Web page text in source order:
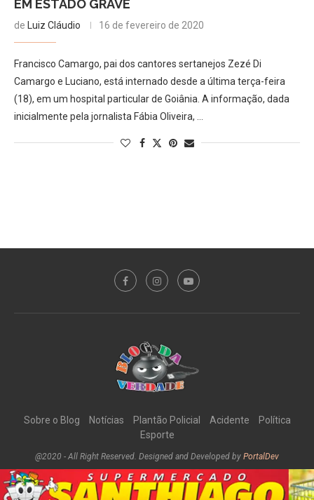
EM ESTADO GRAVE
de Luiz Cláudio 16 de fevereiro de 2020
Francisco Camargo, pai dos cantores sertanejos Zezé Di
Camargo e Luciano, está internado desde a última terça-feira
(18), em um hospital particular de Goiânia. A informação, dada
inicialmente pela jornalista Fábia Oliveira, …
Sobre o Blog Notícias Plantão Policial Acidente
Política
Esporte
@2020 - All Right Reserved. Designed and Developed by PortalDev
DE VOLTA AO TOPO